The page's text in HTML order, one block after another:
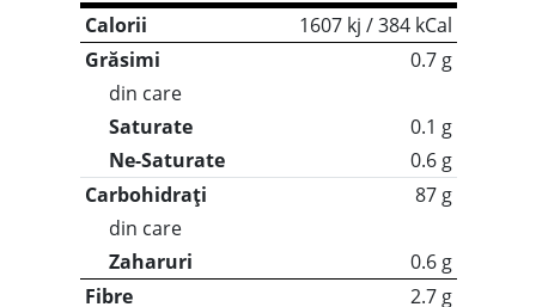
Calorii
1607 kj / 384 kCal
Grăsimi
0.7 g
din care
Saturate
0.1 g
Ne-Saturate
0.6 g
Carbohidrați
87 g
din care
Zaharuri
0.6 g
Fibre
2.7 g